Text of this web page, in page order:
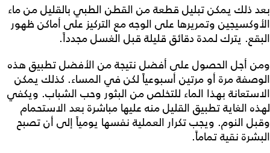
بعد ذلك يمكن تبليل قطعة من القطن الطبي بالقليل من ماء
الأوكسيجين وتمريرها على الوجه مع التركيز على أماكن ظهور
البقع. يترك لمدة دقائق قليلة قبل الغسل مجدداً.
ومن أجل الحصول على أفضل نتيجة من الأفضل تطبيق هذه
الوصفة مرة أو مرتين أسبوعياً لكن في المساء. كذلك يمكن
الاستعانة بهذا الماء للتخلص من البثور وحب الشباب. ويكفي
لهذه الغاية تطبيق القليل منه عليها مباشرة بعد الاستحمام
وقبل النوم. ويجب تكرار العملية نفسها يومياً إلى أن تصبح
البشرة نقية تماماً.